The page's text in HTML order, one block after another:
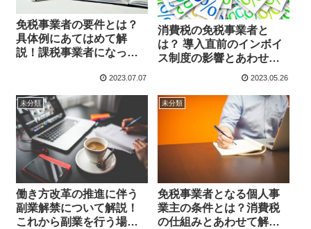
免税事業者の要件とは？
具体例にあてはめて解
説！課税事業者になった
2023.07.07
消費税の免税事業者と
は？ 導入直前のインボイ
ス制度の影響とあわせて
2023.05.26
未分類
働き方改革の推進に伴う
副業解禁について解説！
これから副業を行う場合
未分類
免税事業者となる個人事
業主の条件とは？消費税
の仕組みとあわせて解